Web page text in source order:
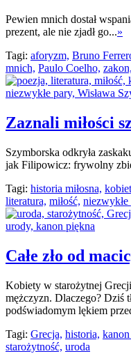
Pewien mnich dostał
prezent, ale nie zjadł go...»
Tagi: aforyzm, Bruno
mnich, Paulo Coelho, zakon,
Zaznali miłości
Szymborska odkryła
jak Filipowicz: frywolny
Tagi: historia miłosna,
literatura, miłość, niezwykłe
Całe zło od
Kobiety w starożytnej Grecji
mężczyzn. Dlaczego? Dziś
podświadomym lękiem
Tagi: Grecja, historia,
starożytność, uroda